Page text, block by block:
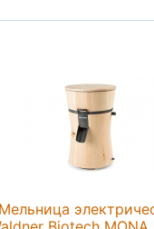
Мельница